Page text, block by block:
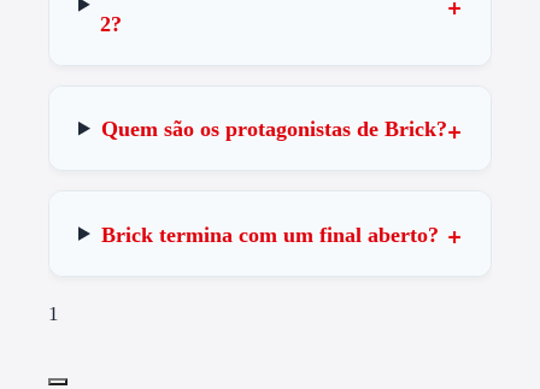
2?
Quem são os protagonistas de Brick?
Brick termina com um final aberto?
1